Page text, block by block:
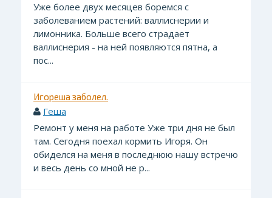
Уже более двух месяцев боремся с
заболеванием растений: валлиснерии и
лимонника. Больше всего страдает
валлиснерия - на ней появляются пятна, а
пос...
Игореша заболел.
Геша
Ремонт у меня на работе Уже три дня не был
там. Сегодня поехал кормить Игоря. Он
обиделся на меня в последнюю нашу встречю
и весь день со мной не р...